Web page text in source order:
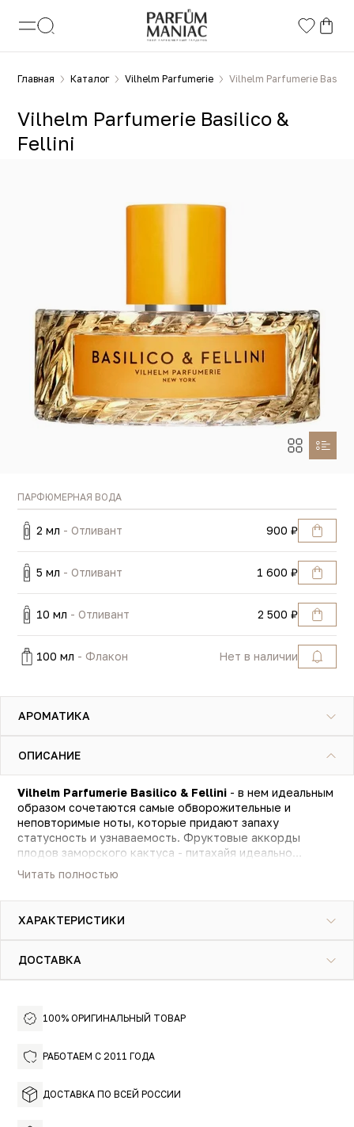
Главная Каталог Vilhelm Parfumerie Vilhelm Parfumerie
100% ОРИГИНАЛЬНЫЙ ТОВАР
РАБОТАЕМ С 2011 ГОДА
ДОСТАВКА ПО ВСЕЙ РОССИИ
Vilhelm Parfumerie Basilico &
Fellini
ПАРФЮМЕРНАЯ ВОДА
2 мл - Отливант 900 ₽
5 мл - Отливант 1 600 ₽
10 мл - Отливант 2 500 ₽
100 мл - Флакон Нет в наличии
АРОМАТИКА
ОПИСАНИЕ
Vilhelm Parfumerie Basilico & Fellini - в нем идеальным
образом сочетаются самые обворожительные и
неповторимые ноты, которые придают запаху
статусность и узнаваемость. Фруктовые аккорды
плодов заморского кактуса - питахайя идеально
сочетаются с пикантной свежестью витиеватого
базилика. Интересные акценты спелого инжира
заполняют сердце парфюмерной композиции,
аккорды восточного ветивера в гармоничном
легкую дымчатость, а насыщенная нота деревенского
ароматом Vilhelm Parfumerie Basilico & Fellini.
Читать полностью
ХАРАКТЕРИСТИКИ
ДОСТАВКА